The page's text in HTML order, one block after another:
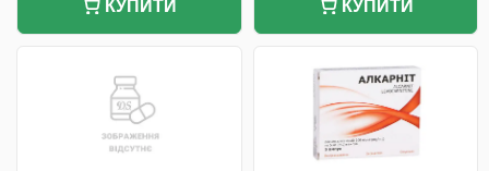
КУПИТИ КУПИТИ